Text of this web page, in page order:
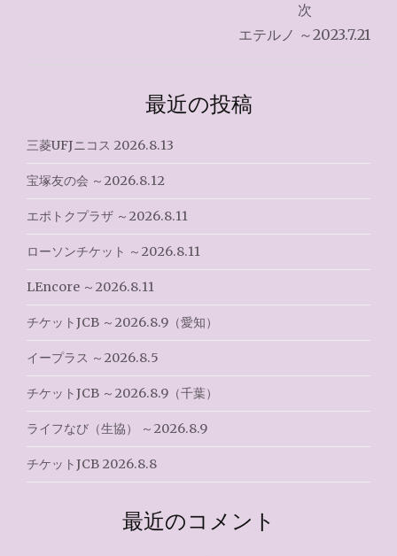
シ
ョ
ン
次
エテルノ ～2023.7.21
最近の投稿
三菱UFJニコス 2026.8.13
宝塚友の会 ～2026.8.12
エポトクプラザ ～2026.8.11
ローソンチケット ～2026.8.11
LEncore ～2026.8.11
チケットJCB ～2026.8.9（愛知）
イープラス ～2026.8.5
チケットJCB ～2026.8.9（千葉）
ライフなび（生協） ～2026.8.9
チケットJCB 2026.8.8
最近のコメント